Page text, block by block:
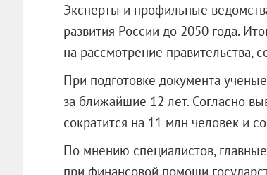
Эксперты и профильные
развития России до 2050 года.
на рассмотрение правительства,
При подготовке документа
за ближайшие 12 лет. Согласно
сократится на 11 млн человек и
По мнению специалистов,
при финансовой помощи